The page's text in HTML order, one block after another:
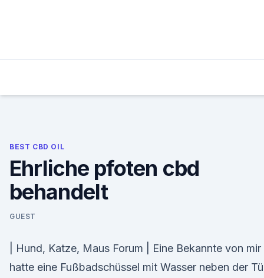
BEST CBD OIL
Ehrliche pfoten cbd
behandelt
GUEST
| Hund, Katze, Maus Forum | Eine Bekannte von mir
hatte eine Fußbadschüssel mit Wasser neben der